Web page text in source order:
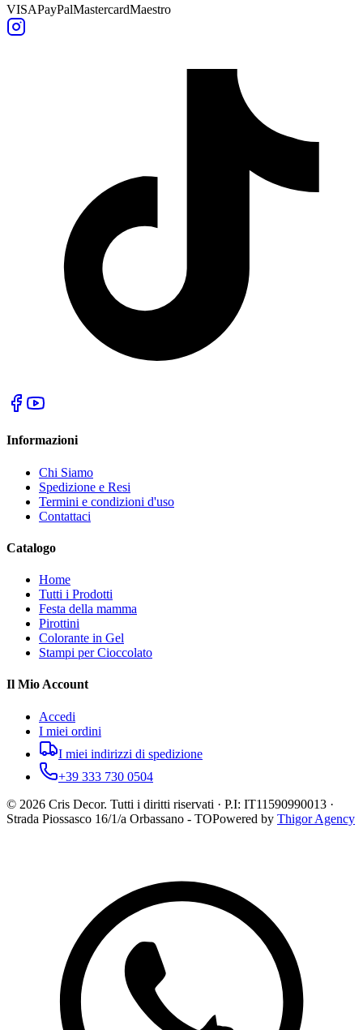
VISAPayPalMastercardMaestro
Informazioni
Chi Siamo
Spedizione e Resi
Termini e condizioni d'uso
Contattaci
Catalogo
Home
Tutti i Prodotti
Festa della mamma
Pirottini
Colorante in Gel
Stampi per Cioccolato
Il Mio Account
Accedi
I miei ordini
I miei indirizzi di spedizione
+39 333 730 0504
© 2026 Cris Decor. Tutti i diritti riservati · P.I: IT11590990013 ·
Strada Piossasco 16/1/a Orbassano - TOPowered by Thigor Agency